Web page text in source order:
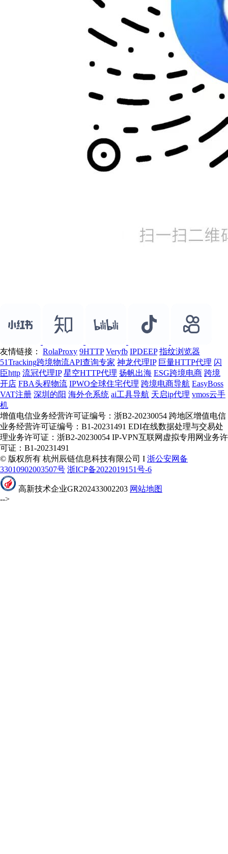
友情链接： RolaProxy 9HTTP Veryfb IPDEEP 指纹浏览器
51Tracking跨境物流API查询专家 神龙代理IP 巨量HTTP代理 闪
臣http 流冠代理IP 星空HTTP代理 扬帆出海 ESG跨境电商 跨境
开店 FBA头程物流 IPWO全球住宅代理 跨境电商导航 EasyBoss
VAT注册 深圳的阳 海外仓系统 ai工具导航 天启ip代理 vmos云手
机
增值电信业务经营许可证编号：浙B2-20230054 跨地区增值电信
业务经营许可证编号：B1-20231491 EDI在线数据处理与交易处
理业务许可证：浙B2-20230054 IP-VPN互联网虚拟专用网业务许
可证：B1-20231491
© 版权所有 杭州辰链信息科技有限公司 I 浙公安网备
33010902003507号 浙ICP备2022019151号-6
高新技术企业GR202433002203 网站地图
-->